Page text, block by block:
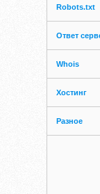
Robots.txt
Ответ
Whois
Хостинг
Разное